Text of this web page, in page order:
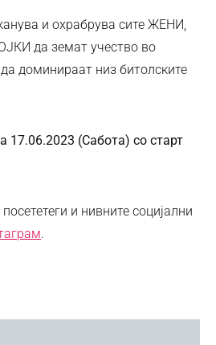
и охрабрува сите ЖЕНИ,
да земат учество во
доминираат низ битолските
17.06.2023 (Сабота) со старт
посететеги и нивните социјални
.